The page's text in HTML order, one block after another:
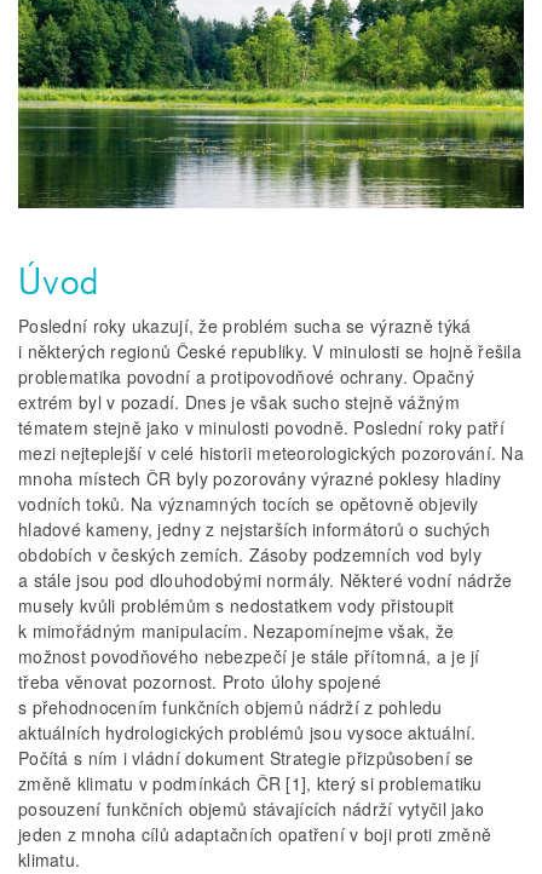
Úvod
Poslední roky ukazují, že problém sucha se výrazně týká
i některých regionů České republiky. V minulosti se hojně řešila
problematika povodní a protipovodňové ochrany. Opačný
extrém byl v pozadí. Dnes je však sucho stejně vážným
tématem stejně jako v minulosti povodně. Poslední roky patří
mezi nejteplejší v celé historii meteorologických pozorování. Na
mnoha místech ČR byly pozorovány výrazné poklesy hladiny
vodních toků. Na významných tocích se opětovně objevily
hladové kameny, jedny z nejstarších informátorů o suchých
obdobích v českých zemích. Zásoby podzemních vod byly
a stále jsou pod dlouhodobými normály. Některé vodní nádrže
musely kvůli problémům s nedostatkem vody přistoupit
k mimořádným manipulacím. Nezapomínejme však, že
možnost povodňového nebezpečí je stále přítomná, a je jí
třeba věnovat pozornost. Proto úlohy spojené
s přehodnocením funkčních objemů nádrží z pohledu
aktuálních hydrologických problémů jsou vysoce aktuální.
Počítá s ním i vládní dokument Strategie přizpůsobení se
změně klimatu v podmínkách ČR [1], který si problematiku
posouzení funkčních objemů stávajících nádrží vytyčil jako
jeden z mnoha cílů adaptačních opatření v boji proti změně
klimatu.